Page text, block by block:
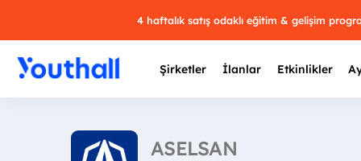
4 haftalık satış odaklı eğitim & gelişim
Şirketler İlanlar Etkinlikler
ASELSAN